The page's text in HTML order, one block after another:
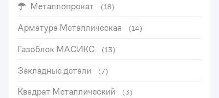
Металлопрокат (18)
Арматура Металлическая (14)
Газоблок МАСИКС (13)
Закладные детали (7)
Квадрат Металлический (3)